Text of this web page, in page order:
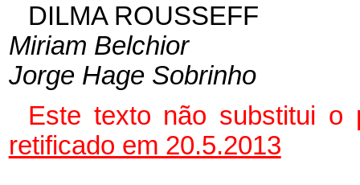
DILMA ROUSSEFF
Miriam Belchior
Jorge Hage Sobrinho
Este texto não substitui o
retificado em 20.5.2013